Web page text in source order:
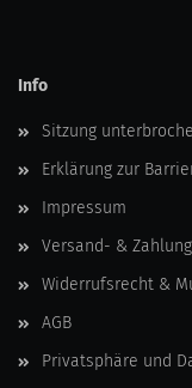
Info
Sitzung
Erklärung zur
Impressum
Versand- &
Widerrufsrecht &
AGB
Privatsphäre und